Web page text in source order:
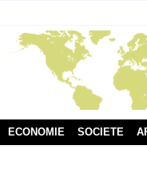
ECONOMIE SOCIETE